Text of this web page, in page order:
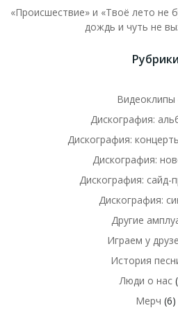
«Происшествие» и «Твоё лето не
дождь и чуть не
Рубрики
Видеоклипы
Дискография:
Дискография:
Дискография:
Дискография: сайд-
Дискография:
Другие
Играем у
История
Люди о нас
Мерч (6)